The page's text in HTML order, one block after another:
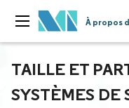
À propos
TAILLE ET
SYSTÈMES DE